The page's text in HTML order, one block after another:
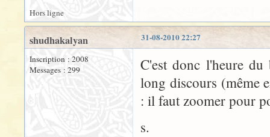
Hors ligne
31-08-2010 22:27
shudhakalyan
Inscription : 2008
Messages : 299
C'est donc l'heure
long discours (même
: il faut zoomer pour
s.